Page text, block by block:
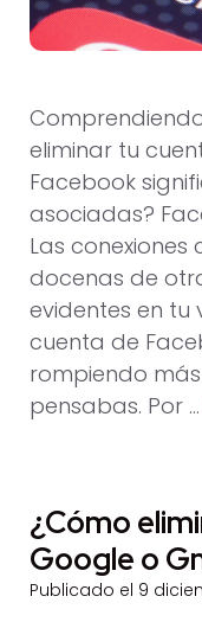
eliminar tu
Facebook
asociadas?
Las
docenas de
evidentes en tu
cuenta de
rompiendo
pensabas. Por …
¿Cómo
Google o
Publicado el 9